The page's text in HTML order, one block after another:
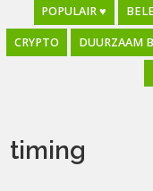
POPULAIR ♥
CRYPTO DUURZAAM
timing